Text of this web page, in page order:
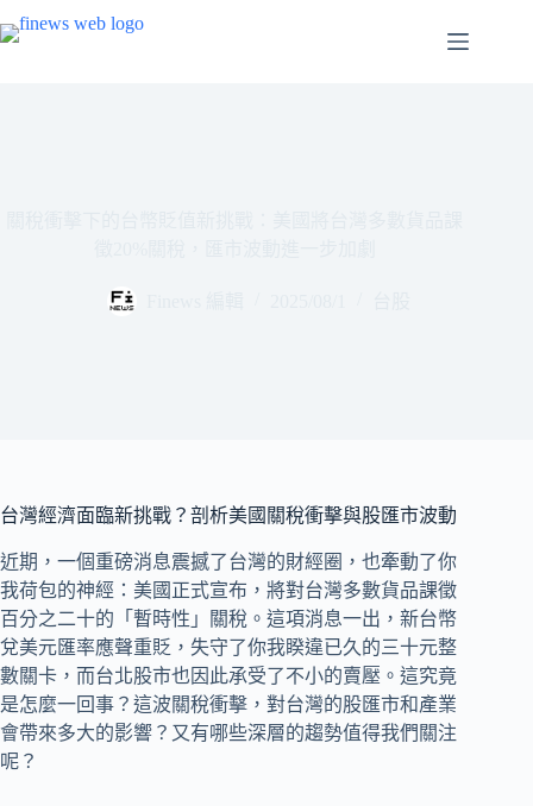
至
台灣經濟面臨新挑戰？剖析美國關稅衝擊與股匯市波動
近期，一個重磅消息震撼了台灣的財經圈，也牽動了你
我荷包的神經：美國正式宣布，將對台灣多數貨品課徵
百分之二十的「暫時性」關稅。這項消息一出，新台幣
兌美元匯率應聲重貶，失守了你我睽違已久的三十元整
數關卡，而台北股市也因此承受了不小的賣壓。這究竟
是怎麼一回事？這波關稅衝擊，對台灣的股匯市和產業
會帶來多大的影響？又有哪些深層的趨勢值得我們關注
呢？